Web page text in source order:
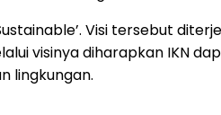
Visi tersebut
visinya diharapkan IKN
lingkungan.